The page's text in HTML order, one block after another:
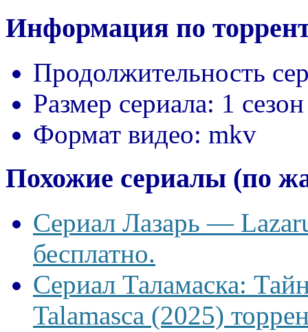
Информация по
Продолжительность
Размер сериала: 1
Формат видео: mkv
Похожие сериалы (по
Сериал Лазарь —
бесплатно.
Сериал Таламаска:
Talamasca (2025)